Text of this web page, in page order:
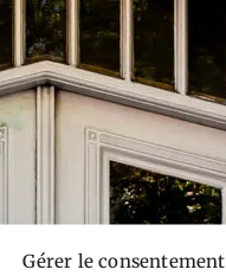
Gérer le consentement